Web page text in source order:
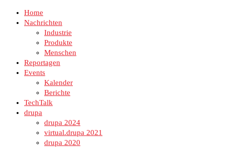
Home
Nachrichten
Industrie
Produkte
Menschen
Reportagen
Events
Kalender
Berichte
TechTalk
drupa
drupa 2024
virtual.drupa 2021
drupa 2020